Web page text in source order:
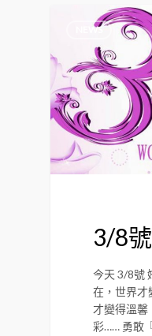
NEWS
3/8
今天 3/8號
在，世界才
才變得溫馨
彩…… 勇敢